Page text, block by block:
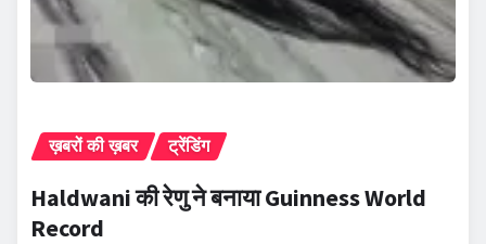
ख़बरों की ख़बर ट्रेंडिंग
Haldwani की रेणु ने बनाया Guinness World
Record